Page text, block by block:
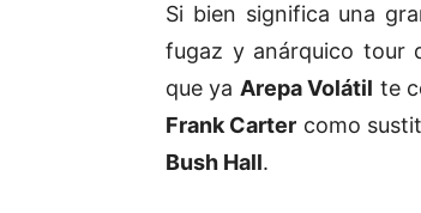
Si bien significa una
fugaz y anárquico tour
que ya Arepa Volátil te
Frank Carter como
Bush Hall.